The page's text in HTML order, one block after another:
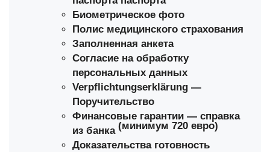
Биометрическое фото
Полис медицинского страхования
Заполненная анкета
Согласие на обработку
персональных данных
Verpflichtungserklärung —
Поручительство
Финансовые гарантии — справка
из банка (минимум 720 евро)
Доказательства готовность